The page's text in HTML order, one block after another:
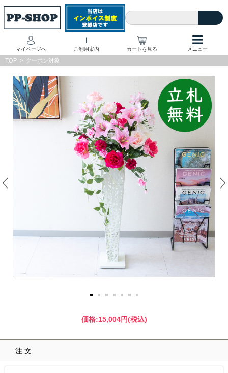
マイページへ
i
ご利用案内 カートを見る
☰
メニュー
TOP > クーポン対象
価格:15,004円(税込)
注文